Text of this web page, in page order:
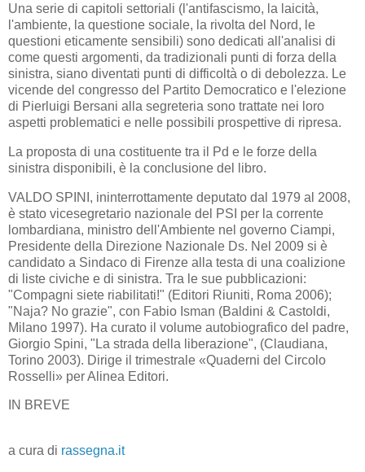
Una serie di capitoli settoriali (l'antifascismo, la laicità,
l'ambiente, la questione sociale, la rivolta del Nord, le
questioni eticamente sensibili) sono dedicati all'analisi di
come questi argomenti, da tradizionali punti di forza della
sinistra, siano diventati punti di difficoltà o di debolezza. Le
vicende del congresso del Partito Democratico e l'elezione
di Pierluigi Bersani alla segreteria sono trattate nei loro
aspetti problematici e nelle possibili prospettive di ripresa.
La proposta di una costituente tra il Pd e le forze della
sinistra disponibili, è la conclusione del libro.
VALDO SPINI, ininterrottamente deputato dal 1979 al 2008,
è stato vicesegretario nazionale del PSI per la corrente
lombardiana, ministro dell'Ambiente nel governo Ciampi,
Presidente della Direzione Nazionale Ds. Nel 2009 si è
candidato a Sindaco di Firenze alla testa di una coalizione
di liste civiche e di sinistra. Tra le sue pubblicazioni:
"Compagni siete riabilitati!" (Editori Riuniti, Roma 2006);
"Naja? No grazie", con Fabio Isman (Baldini & Castoldi,
Milano 1997). Ha curato il volume autobiografico del padre,
Giorgio Spini, "La strada della liberazione", (Claudiana,
Torino 2003). Dirige il trimestrale «Quaderni del Circolo
Rosselli» per Alinea Editori.
IN BREVE
a cura di rassegna.it